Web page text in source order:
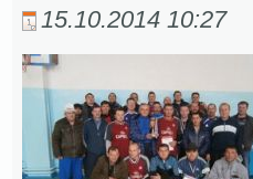
15.10.2014 10:27